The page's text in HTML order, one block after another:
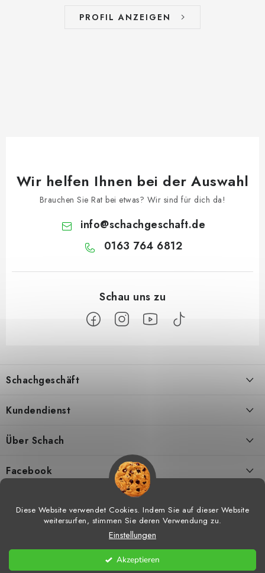
Diese Website verwendet Cookies. Indem Sie auf dieser Website
weitersurfen, stimmen Sie deren Verwendung zu.
Einstellungen
Akzeptieren
PROFIL ANZEIGEN
Wir helfen Ihnen bei der Auswahl
Brauchen Sie Rat bei etwas? Wir sind für dich da!
info@schachgeschaft.de
0163 764 6812
ß
z
e
e
Schachgeschäft
Kontakt
Meine bestellung
Vorteile vom Einkaufen bei uns
Kundendienst
Geschäftsbedingungen
Hilfe bei Reklamationen
Widerrufsrecht
Über Schach
Schachtraining
Schachshop-Partner
Facebook
Erstellt von Shoptet
Schachgeschäft. Alle Rechte vorbehalten.
Einstellungen ändern